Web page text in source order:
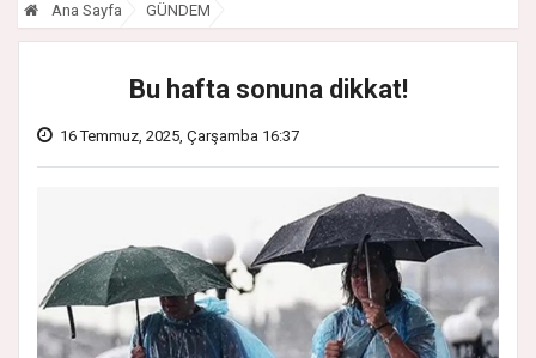
Ana Sayfa GÜNDEM
Bu hafta sonuna dikkat!
16 Temmuz, 2025, Çarşamba 16:37